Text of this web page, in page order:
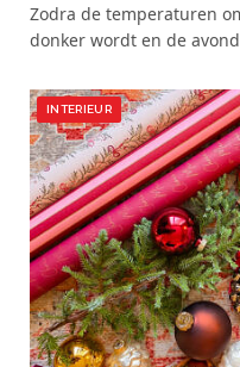
Zodra de temperaturen
donker wordt en de
INTERIEUR